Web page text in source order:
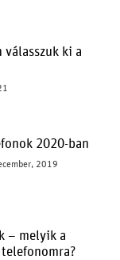
válasszuk ki a
2020-ban
2019
– melyik a